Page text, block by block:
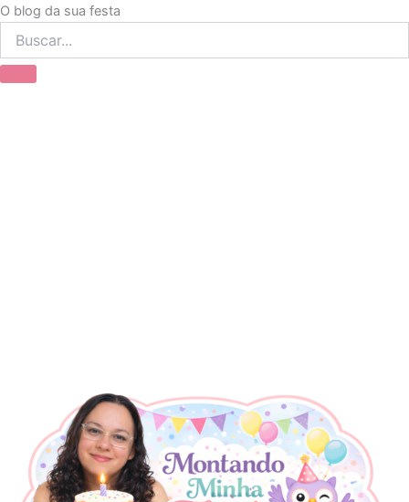
O blog da sua festa
Ir
para
o